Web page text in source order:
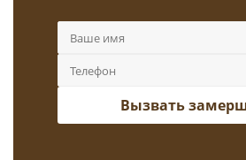
Вызвать